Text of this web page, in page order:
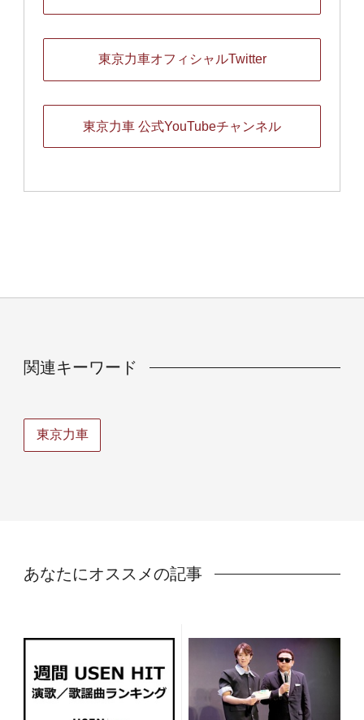
東京力車オフィシャルTwitter
東京力車 公式YouTubeチャンネル
関連キーワード
東京力車
あなたにオススメの記事